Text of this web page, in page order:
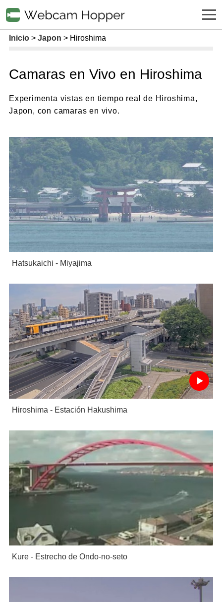
Inicio Japon Hiroshima
Camaras en Vivo en Hiroshima
Experimenta vistas en tiempo real de Hiroshima,
Japon, con camaras en vivo.
Hatsukaichi - Miyajima
Hiroshima - Estación Hakushima
Kure - Estrecho de Ondo-no-seto